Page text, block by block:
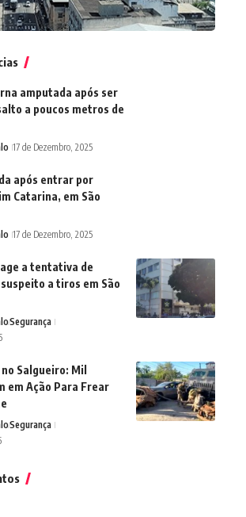
amputada após ser
a poucos metros de
17 de Dezembro, 2025
após entrar por
Catarina, em São
17 de Dezembro, 2025
a tentativa de
a tiros em São
Segurança
Salgueiro: Mil
em Ação Para Frear
Segurança